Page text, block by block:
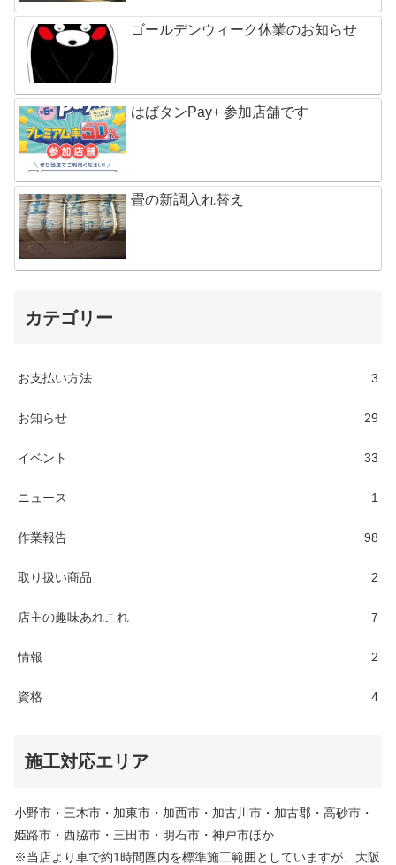
ゴールデンウィーク休業のお知らせ
はばタンPay+ 参加店舗です
畳の新調入れ替え
カテゴリー
お支払い方法 3
お知らせ 29
イベント 33
ニュース 1
作業報告 98
取り扱い商品 2
店主の趣味あれこれ 7
情報 2
資格 4
施工対応エリア
小野市・三木市・加東市・加西市・加古川市・加古郡・高砂市・
姫路市・西脇市・三田市・明石市・神戸市ほか
※当店より車で約1時間圏内を標準施工範囲としていますが、大阪